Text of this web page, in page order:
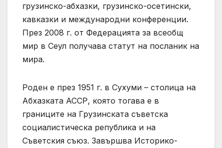
грузинско-абхазки, грузинско-осетински,
кавказки и международни конференции.
През 2008 г. от Федерацията за всеобщ
мир в Сеул получава статут на посланик на
мира.
Роден е през 1951 г. в Сухуми – столица на
Абхазката АССР, която тогава е в
границите на Грузинската съветска
социалистическа република и на
Съветския съюз. Завършва Историко-